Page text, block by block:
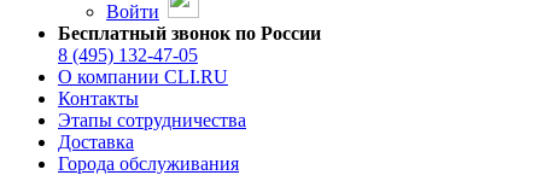
Войти
Бесплатный звонок по России
8 (495) 132-47-05
О компании CLI.RU
Контакты
Этапы сотрудничества
Доставка
Города обслуживания